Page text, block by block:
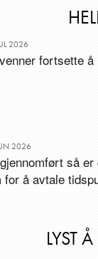
2026
fortsette
2026
så
å avtale
LYST